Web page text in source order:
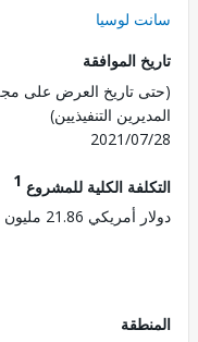
لوسيا
الموافقة
تاريخ العرض على مجلس
التنفيذيين)
2021/
الكلية للمشروع1
21.86 مليون